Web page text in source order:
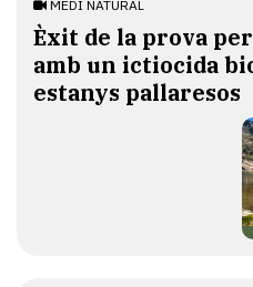
MEDI NATURAL
Èxit de la prova
amb un ictiocida
estanys pallaresos